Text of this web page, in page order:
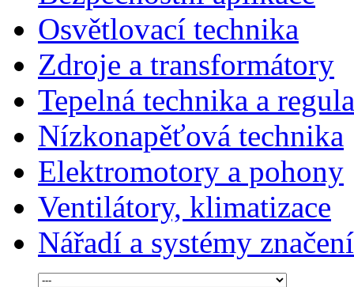
Osvětlovací technika
Zdroje a transformátory
Tepelná technika a
Nízkonapěťová technika
Elektromotory a pohony
Ventilátory, klimatizace
Nářadí a systémy značení